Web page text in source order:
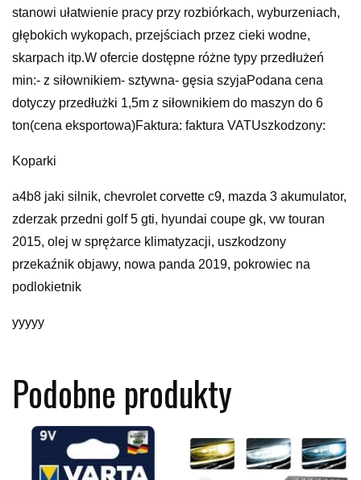
stanowi ułatwienie pracy przy rozbiórkach, wyburzeniach,
głębokich wykopach, przejściach przez cieki wodne,
skarpach itp.W ofercie dostępne różne typy przedłużeń
min:- z siłownikiem- sztywna- gęsia szyjaPodana cena
dotyczy przedłużki 1,5m z siłownikiem do maszyn do 6
ton(cena eksportowa)Faktura: faktura VATUszkodzony:
Koparki
a4b8 jaki silnik, chevrolet corvette c9, mazda 3 akumulator,
zderzak przedni golf 5 gti, hyundai coupe gk, vw touran
2015, olej w sprężarce klimatyzacji, uszkodzony
przekaźnik objawy, nowa panda 2019, pokrowiec na
podlokietnik
yyyyy
Podobne produkty